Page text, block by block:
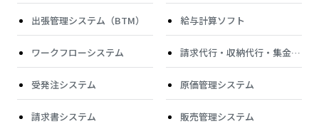
出張管理システム（BTM） 給与計算ソフト
ワークフローシステム 請求代行・収納代行・集金代
行
受発注システム 原価管理システム
請求書システム 販売管理システム